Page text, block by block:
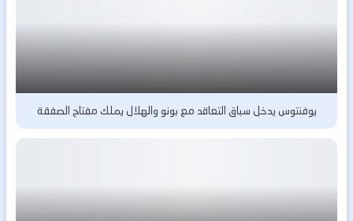
يوفنتوس يدخل سباق التعاقد مع بونو والهلال يملك مفتاح الصفقة